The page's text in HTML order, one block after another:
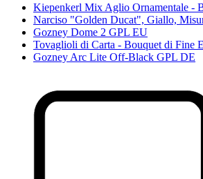
Kiepenkerl Mix Aglio Ornamentale -
Narciso "Golden Ducat", Giallo,
Gozney Dome 2 GPL EU
Tovaglioli di Carta - Bouquet di Fine
Gozney Arc Lite Off-Black GPL DE